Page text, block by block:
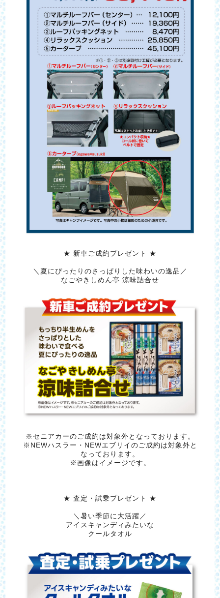
★ 新車ご成約プレゼント ★
＼夏にぴったりのさっぱりした味わいの逸品／
なごやきしめん亭 涼味詰合せ
※セニアカーのご成約は対象外となっております。
※NEWハスラー・NEWエブリイのご成約は対象外と
なっております。
※画像はイメージです。
★ 査定・試乗プレゼント ★
＼暑い季節に大活躍／
アイスキャンディみたいな
クールタオル